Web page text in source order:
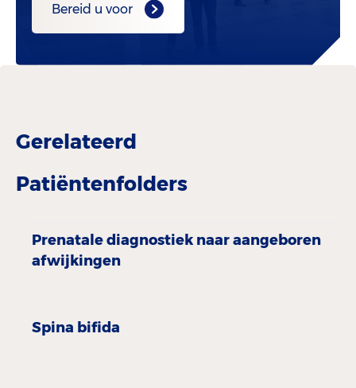
Bereid u voor
Gerelateerd
Patiëntenfolders
Prenatale diagnostiek naar aangeboren
afwijkingen
Spina bifida